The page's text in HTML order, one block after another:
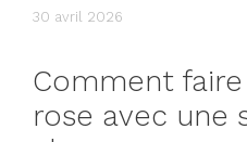
30 avril 2026
Comment
rose avec une